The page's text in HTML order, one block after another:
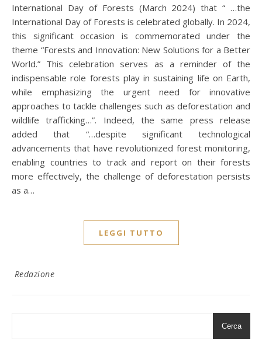
International Day of Forests (March 2024) that “ …the
International Day of Forests is celebrated globally. In 2024,
this significant occasion is commemorated under the
theme “Forests and Innovation: New Solutions for a Better
World.” This celebration serves as a reminder of the
indispensable role forests play in sustaining life on Earth,
while emphasizing the urgent need for innovative
approaches to tackle challenges such as deforestation and
wildlife trafficking…”. Indeed, the same press release
added that “…despite significant technological
advancements that have revolutionized forest monitoring,
enabling countries to track and report on their forests
more effectively, the challenge of deforestation persists
as a…
LEGGI TUTTO
Redazione
Cerca